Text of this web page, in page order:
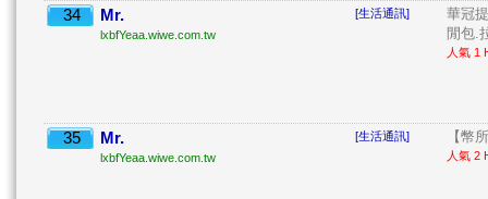
34 Mr.
lxbfYeaa.wiwe.com.tw
[生活通訊]
華冠
閒包.
人氣 1
35 Mr.
lxbfYeaa.wiwe.com.tw
[生活通訊] 【幣
人氣 2